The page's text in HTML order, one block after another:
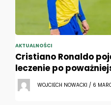
AKTUALNOŚCI
Cristiano Ronaldo
leczenie po
WOJCIECH NOWACKI / 6